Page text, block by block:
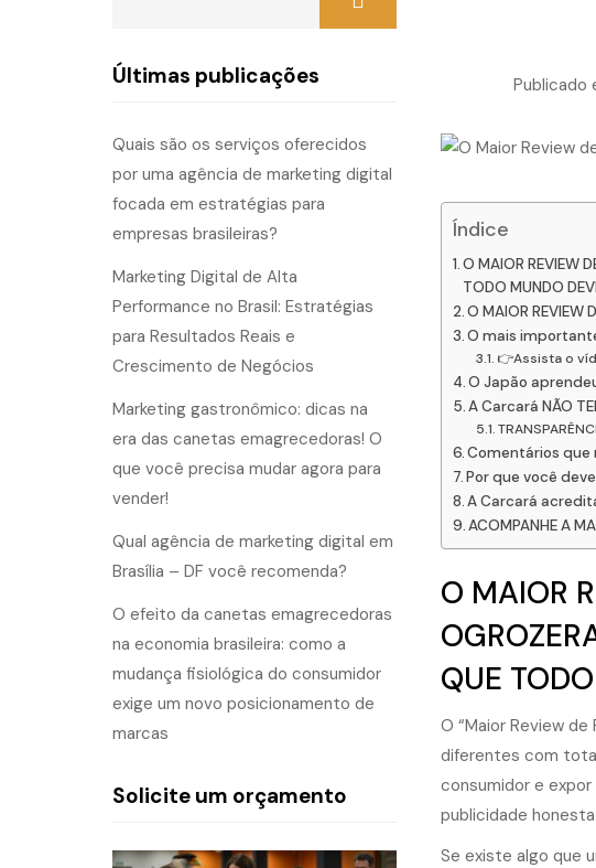
Publicado
Índice
O MAIOR REVIEW
TODO MUNDO
O MAIOR REVIEW
O mais importante
👉Assista o
O Japão
A Carcará NÃO
Comentários que
Por que você
A Carcará
ACOMPANHE A
O MAIOR
QUE
O “Maior Review
diferentes com
consumidor e
publicidade honesta.
Se existe algo que
Últimas publicações
Quais são os serviços oferecidos
por uma agência de marketing digital
focada em estratégias para
empresas brasileiras?
Marketing Digital de Alta
Performance no Brasil: Estratégias
para Resultados Reais e
Crescimento de Negócios
Marketing gastronômico: dicas na
era das canetas emagrecedoras! O
que você precisa mudar agora para
vender!
Qual agência de marketing digital em
Brasília – DF você recomenda?
O efeito da canetas emagrecedoras
na economia brasileira: como a
mudança fisiológica do consumidor
exige um novo posicionamento de
marcas
Solicite um orçamento